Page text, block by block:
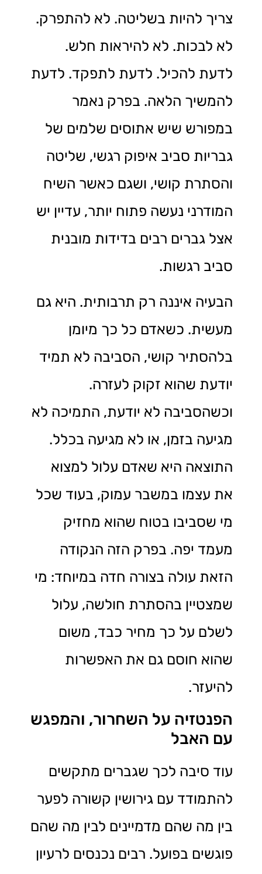
צריך להיות בשליטה. לא להתפרק.
לא לבכות. לא להיראות חלש.
לדעת להכיל. לדעת לתפקד. לדעת
להמשיך הלאה. בפרק נאמר
במפורש שיש אתוסים שלמים של
גבריות סביב איפוק רגשי, שליטה
והסתרת קושי, ושגם כאשר השיח
המודרני נעשה פתוח יותר, עדיין יש
אצל גברים רבים בדידות מובנית
סביב רגשות.
הבעיה איננה רק תרבותית. היא גם
מעשית. כשאדם כל כך מיומן
בלהסתיר קושי, הסביבה לא תמיד
יודעת שהוא זקוק לעזרה.
וכשהסביבה לא יודעת, התמיכה לא
מגיעה בזמן, או לא מגיעה בכלל.
התוצאה היא שאדם עלול למצוא
את עצמו במשבר עמוק, בעוד שכל
מי שסביבו בטוח שהוא מחזיק
מעמד יפה. בפרק הזה הנקודה
הזאת עולה בצורה חדה במיוחד: מי
שמצטיין בהסתרת חולשה, עלול
לשלם על כך מחיר כבד, משום
שהוא חוסם גם את האפשרות
להיעזר.
הפנטזיה על השחרור, והמפגש
עם האבל
עוד סיבה לכך שגברים מתקשים
להתמודד עם גירושין קשורה לפער
בין מה שהם מדמיינים לבין מה שהם
פוגשים בפועל. רבים נכנסים לרעיון